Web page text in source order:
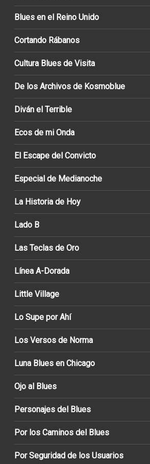
Blues en el Reino Unido
Cortando Rábanos
Cultura Blues de Visita
De los Archivos de Kosmoblue
Diván el Terrible
Ecos de mi Onda
El Escape del Convicto
Especial de Medianoche
La Historia de Hoy
Lado B
Las Teclas de Oro
Línea A-Dorada
Little Village
Lo Supe por Ahí
Los Versos de Norma
Luna Blues en Chicago
Ojo al Blues
Personajes del Blues
Por los Caminos del Blues
Por Seguridad de los Usuarios